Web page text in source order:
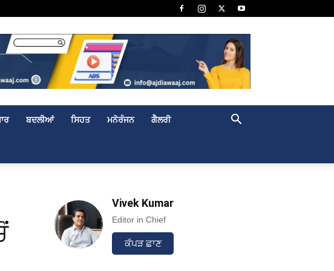
ਬਦਲੀਆਂ ਸਿਹਤ ਮਨੋਰੰਜਨ ਗੈਲਰੀ
Vivek Kumar
Editor in Chief
ਕੱਪੜ ਛਾਣ